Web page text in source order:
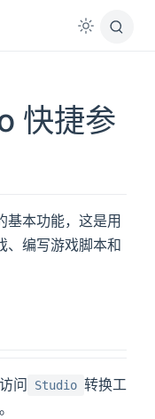
快捷参
基本功能，这是用
、编写游戏脚本和
问 Studio 转换工